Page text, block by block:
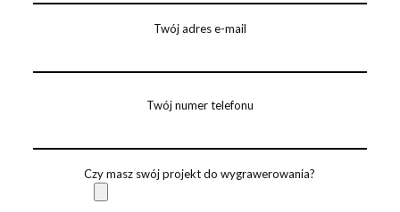
Twój adres e-mail
Twój numer telefonu
Czy masz swój projekt do wygrawerowania?